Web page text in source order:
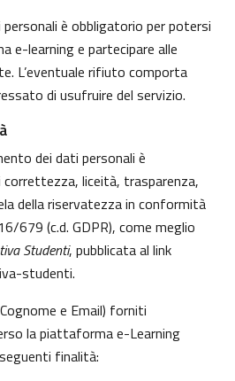
è obbligatorio per potersi
e-learning e partecipare alle
L’eventuale rifiuto comporta
di usufruire del servizio.
dei dati personali è
liceità, trasparenza,
della riservatezza in conformità
679 (c.d. GDPR), come meglio
Studenti, pubblicata al link
studenti.
e Email) forniti
la piattaforma e-Learning
finalità: